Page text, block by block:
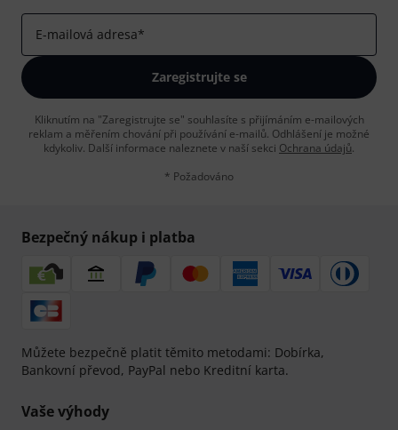
E-mailová adresa*
Zaregistrujte se
Kliknutím na "Zaregistrujte se" souhlasíte s přijímáním e-mailových
reklam a měřením chování při používání e-mailů. Odhlášení je možné
kdykoliv. Další informace naleznete v naší sekci Ochrana údajů.
* Požadováno
Bezpečný nákup i platba
Můžete bezpečně platit těmito metodami: Dobírka,
Bankovní převod, PayPal nebo Kreditní karta.
Vaše výhody